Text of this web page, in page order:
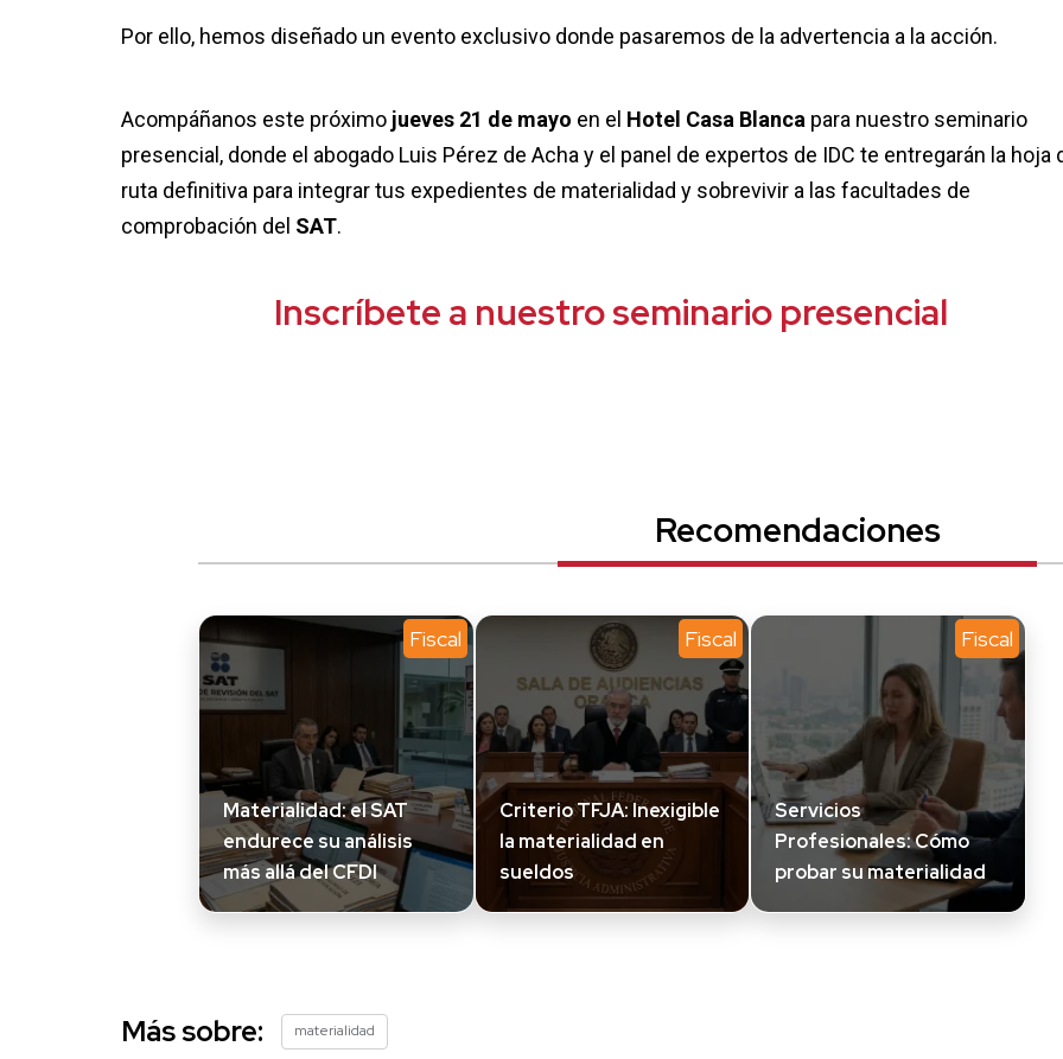
Por ello, hemos diseñado un evento exclusivo donde pasaremos de la advertencia a la acción.
Acompáñanos este próximo jueves 21 de mayo en el Hotel Casa Blanca para nuestro seminario
presencial, donde el abogado Luis Pérez de Acha y el panel de expertos de IDC te entregarán la hoja
ruta definitiva para integrar tus expedientes de materialidad y sobrevivir a las facultades de
comprobación del SAT.
Inscríbete a nuestro seminario presencial
Recomendaciones
Fiscal
Materialidad: el SAT
endurece su análisis
más allá del CFDI
Fiscal
Criterio TFJA: Inexigible
la materialidad en
sueldos
Fiscal
Servicios
Profesionales: Cómo
probar su materialidad
Más sobre: materialidad